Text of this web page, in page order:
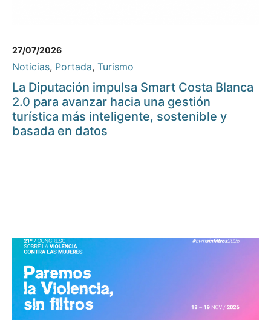
27/07/2026
Noticias, Portada, Turismo
La Diputación impulsa Smart Costa Blanca
2.0 para avanzar hacia una gestión
turística más inteligente, sostenible y
basada en datos